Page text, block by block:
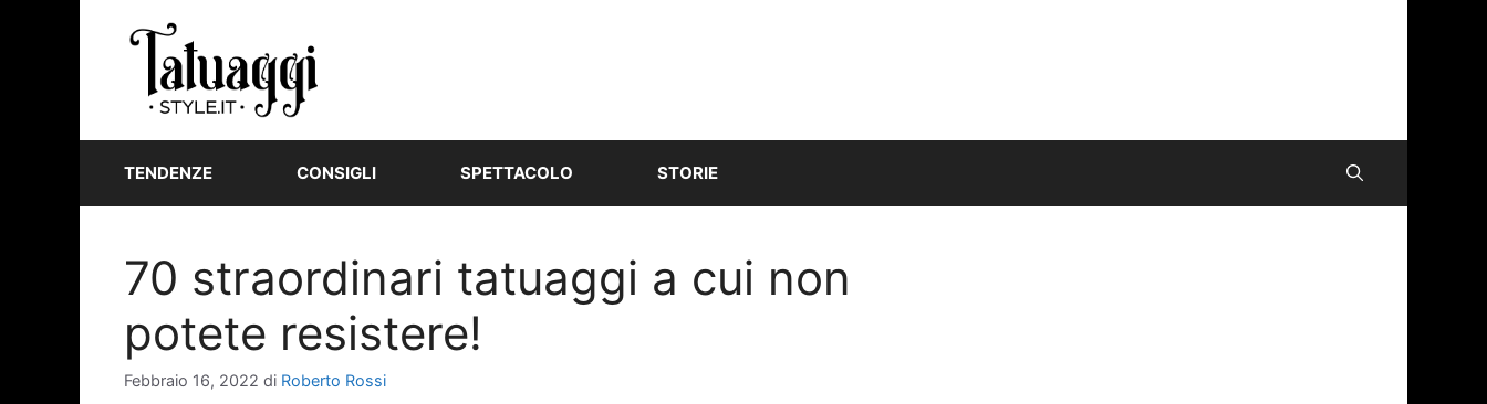
TENDENZE CONSIGLI SPETTACOLO STORIE
70 straordinari tatuaggi a cui non
potete resistere!
Febbraio 16, 2022 di Roberto Rossi